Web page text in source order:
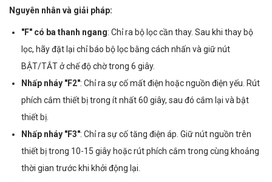
Nguyên nhân và giải pháp:
"F" có ba thanh ngang: Chỉ ra bộ lọc cần thay. Sau khi thay bộ
lọc, hãy đặt lại chỉ báo bộ lọc bằng cách nhấn và giữ nút
BẬT/TẮT ở chế độ chờ trong 6 giây.
Nhấp nháy "F2": Chỉ ra sự cố mất điện hoặc nguồn điện yếu. Rút
phích cắm thiết bị trong ít nhất 60 giây, sau đó cắm lại và bật
thiết bị.
Nhấp nháy "F3": Chỉ ra sự cố tăng điện áp. Giữ nút nguồn trên
thiết bị trong 10-15 giây hoặc rút phích cắm trong cùng khoảng
thời gian trước khi khởi động lại.